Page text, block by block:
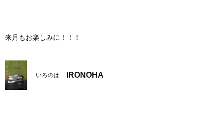
来月もお楽しみに！！！
いろのは IRONOHA